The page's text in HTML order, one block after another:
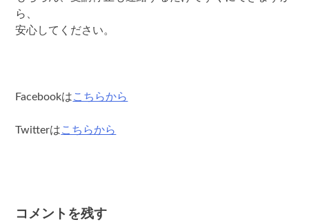
ら、
安心してください。
Facebookはこちらから
Twitterはこちらから
コメントを残す